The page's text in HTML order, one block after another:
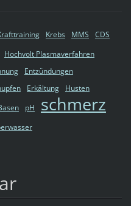
Krebs MMS
CDS
Hochvolt Plasmaverfahren
Entzündungen
Erkältung
Husten
pH
schmerz